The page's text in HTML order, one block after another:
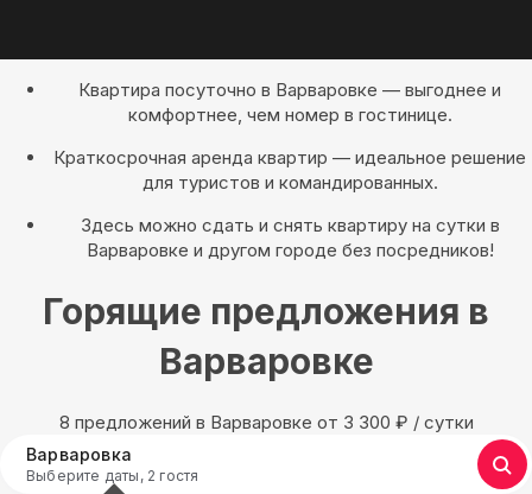
Квартира посуточно в Варваровке — выгоднее и
комфортнее, чем номер в гостинице.
Краткосрочная аренда квартир — идеальное решение
для туристов и командированных.
Здесь можно сдать и снять квартиру на сутки в
Варваровке и другом городе без посредников!
Горящие предложения в
Варваровке
8 предложений в Варваровке oт 3 300 ₽ / сутки
Варваровка
Выберите даты, 2 гостя